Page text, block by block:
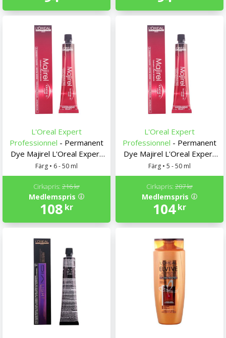
L'Oreal Expert
Professionnel - Permanent
Dye Majirel L'Oreal Expert
Professionnel
Färg • 6 - 50 ml
Medlemspris
108 kr
Cirkapris: 216 kr
L'Oreal Expert
Professionnel - Permanent
Dye Majirel L'Oreal Expert
Professionnel
Färg • 5 - 50 ml
Medlemspris
104 kr
Cirkapris: 207 kr